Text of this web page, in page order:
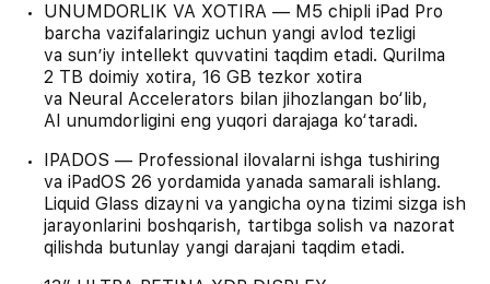
UNUMDORLIK VA XOTIRA — M5 chipli iPad Pro
barcha vazifalaringiz uchun yangi avlod tezligi
va sunʼiy intellekt quvvatini taqdim etadi. Qurilma
2 TB doimiy xotira, 16 GB tezkor xotira
va Neural Accelerators bilan jihozlangan bo‘lib,
AI unumdorligini eng yuqori darajaga ko‘taradi.
IPADOS — Professional ilovalarni ishga tushiring
va iPadOS 26 yordamida yanada samarali ishlang.
Liquid Glass dizayni va yangicha oyna tizimi sizga ish
jarayonlarini boshqarish, tartibga solish va nazorat
qilishda butunlay yangi darajani taqdim etadi.